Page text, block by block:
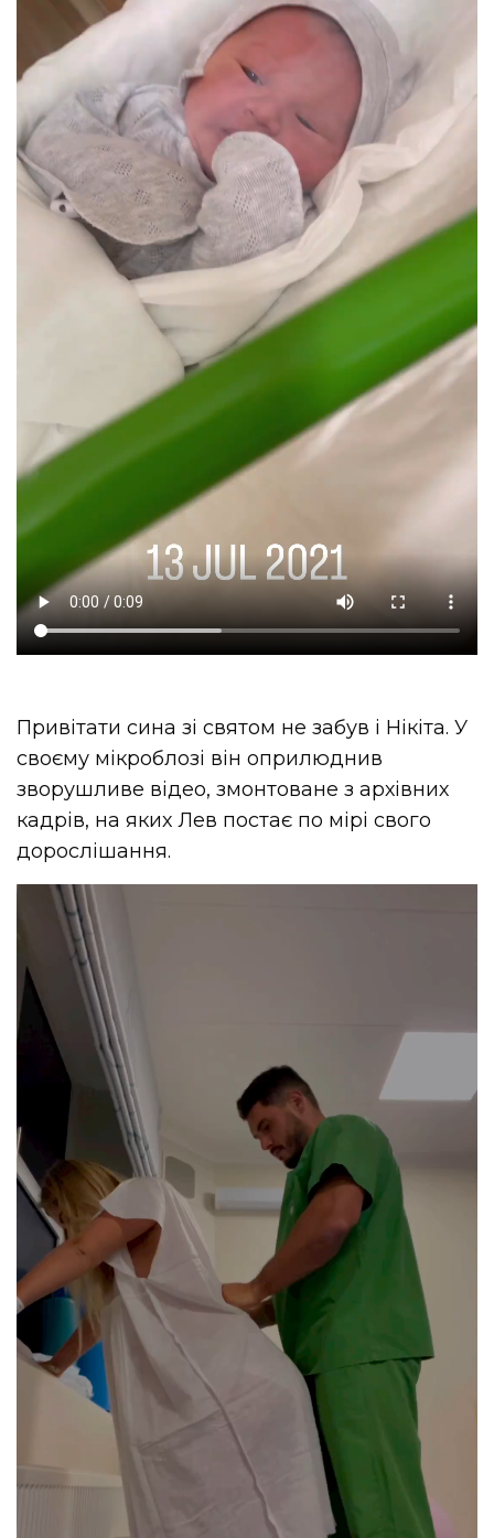
Привітати сина зі святом не забув і Нікіта. У
своєму мікроблозі він оприлюднив
зворушливе відео, змонтоване з архівних
кадрів, на яких Лев постає по мірі свого
дорослішання.